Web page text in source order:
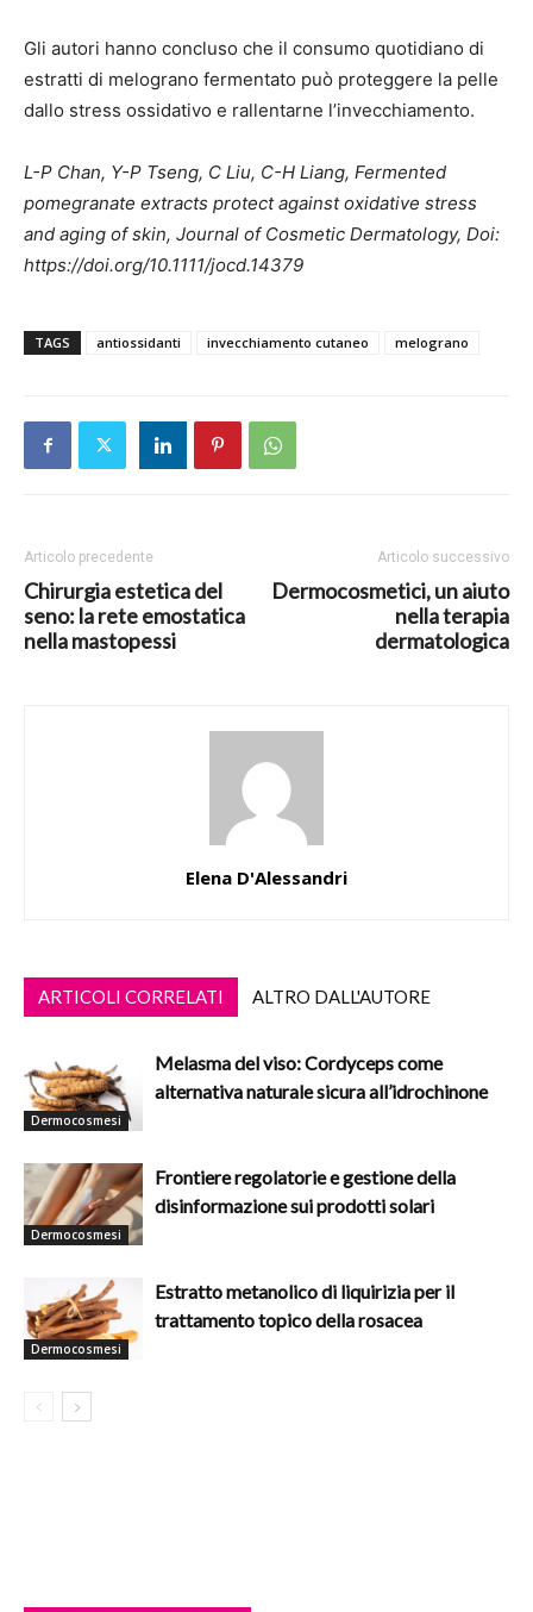
Gli autori hanno concluso che il consumo quotidiano di
estratti di melograno fermentato può proteggere la pelle
dallo stress ossidativo e rallentarne l’invecchiamento.
L-P Chan, Y-P Tseng, C Liu, C-H Liang, Fermented
pomegranate extracts protect against oxidative stress
and aging of skin, Journal of Cosmetic Dermatology, Doi:
https://doi.org/10.1111/jocd.14379
TAGS antiossidanti invecchiamento cutaneo melograno
Articolo precedente
Chirurgia estetica del
seno: la rete emostatica
nella mastopessi
Articolo successivo
Dermocosmetici, un aiuto
nella terapia
dermatologica
Elena D'Alessandri
ARTICOLI CORRELATI ALTRO DALL'AUTORE
Dermocosmesi
Melasma del viso: Cordyceps come
alternativa naturale sicura all’idrochinone
Dermocosmesi
Frontiere regolatorie e gestione della
disinformazione sui prodotti solari
Dermocosmesi
Estratto metanolico di liquirizia per il
trattamento topico della rosacea